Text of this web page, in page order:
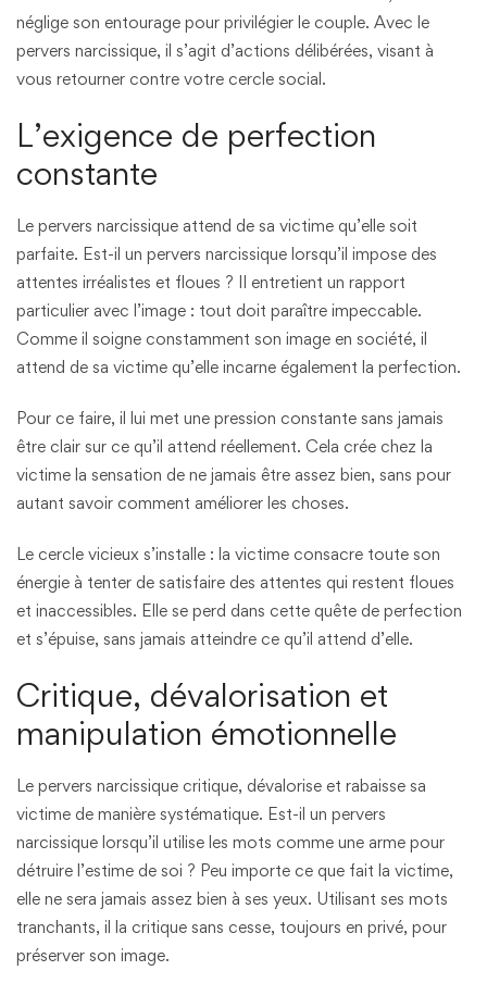
néglige son entourage pour privilégier le couple. Avec le
pervers narcissique, il s’agit d’actions délibérées, visant à
vous retourner contre votre cercle social.
L’exigence de perfection
constante
Le pervers narcissique attend de sa victime qu’elle soit
parfaite. Est-il un pervers narcissique lorsqu’il impose des
attentes irréalistes et floues ? Il entretient un rapport
particulier avec l’image : tout doit paraître impeccable.
Comme il soigne constamment son image en société, il
attend de sa victime qu’elle incarne également la perfection.
Pour ce faire, il lui met une pression constante sans jamais
être clair sur ce qu’il attend réellement. Cela crée chez la
victime la sensation de ne jamais être assez bien, sans pour
autant savoir comment améliorer les choses.
Le cercle vicieux s’installe : la victime consacre toute son
énergie à tenter de satisfaire des attentes qui restent floues
et inaccessibles. Elle se perd dans cette quête de perfection
et s’épuise, sans jamais atteindre ce qu’il attend d’elle.
Critique, dévalorisation et
manipulation émotionnelle
Le pervers narcissique critique, dévalorise et rabaisse sa
victime de manière systématique. Est-il un pervers
narcissique lorsqu’il utilise les mots comme une arme pour
détruire l’estime de soi ? Peu importe ce que fait la victime,
elle ne sera jamais assez bien à ses yeux. Utilisant ses mots
tranchants, il la critique sans cesse, toujours en privé, pour
préserver son image.